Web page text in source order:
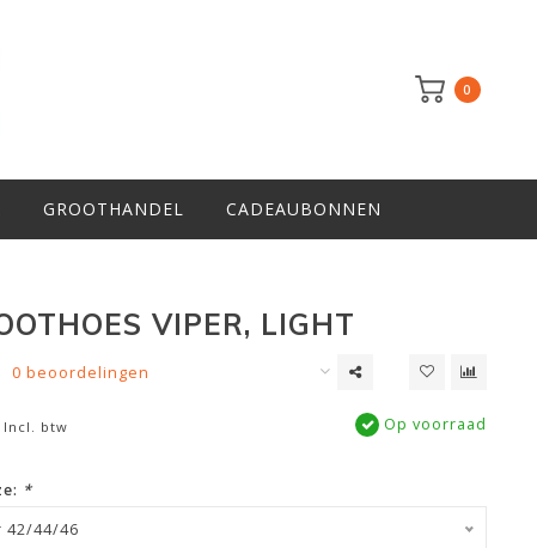
0
GROOTHANDEL CADEAUBONNEN
VIPER, LIGHT
0 beoordelingen
Incl. btw Op voorraad
*
42/44/46